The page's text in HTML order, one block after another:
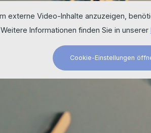
externe Video-Inhalte anzuzeigen,
Weitere Informationen finden Sie in unserer
Cookie-Einstellungen